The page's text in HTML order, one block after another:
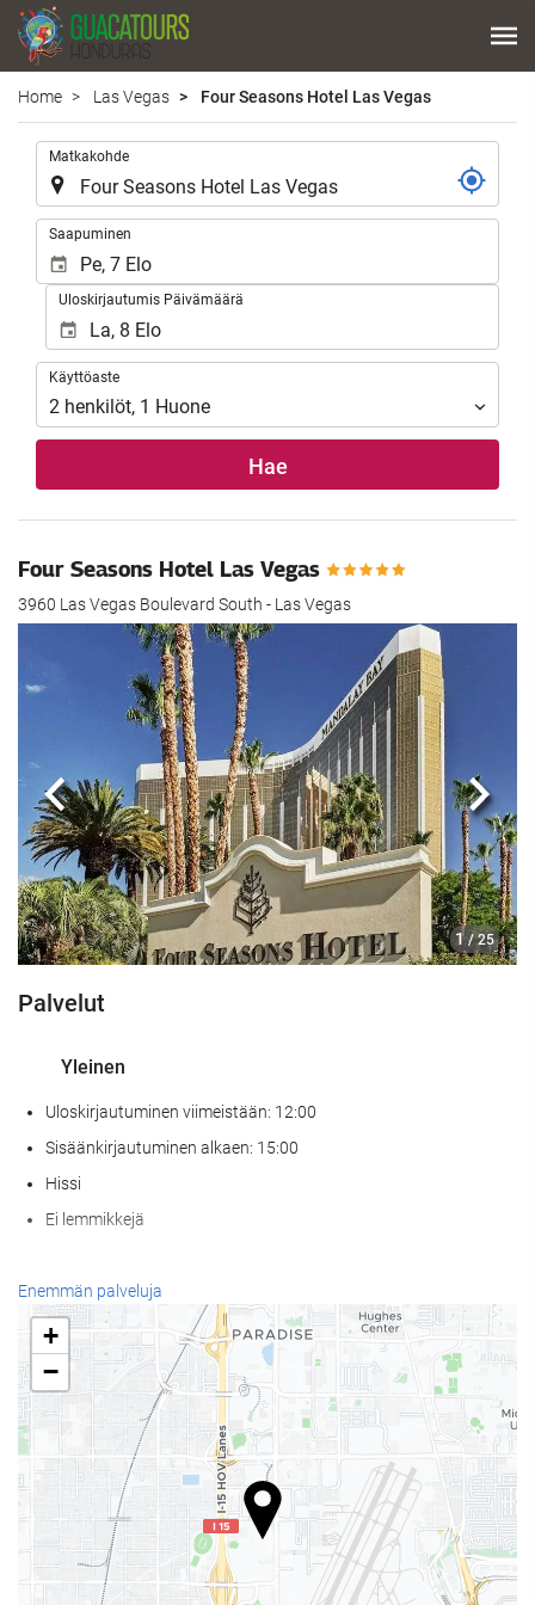
Home Las Vegas Four Seasons Hotel Las Vegas
Matkakohde
Saapuminen
Uloskirjautumis Päivämäärä
Käyttöaste
Käyttöaste
2 henkilöt, 1 Huone
Hae
Four Seasons Hotel Las Vegas
3960 Las Vegas Boulevard South - Las Vegas
1 / 25
Edellinen
Palvelut
Yleinen
Uloskirjautuminen viimeistään: 12:00
Sisäänkirjautuminen alkaen: 15:00
Hissi
Ei lemmikkejä
Ruoka & juoma
À la carte -ravintola
Baari
Paikan päällä sijaitseva kahvila
Wellness
Kylpyläpalvelut
Höyrysauna / turkkilainen sauna
Kuntosali
Enemmän palveluja
+
−